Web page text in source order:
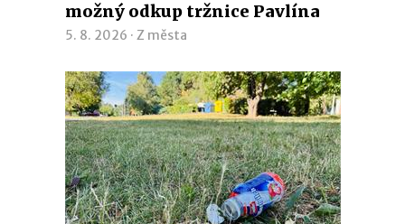
možný odkup tržnice Pavlína
5. 8. 2026 · Z města